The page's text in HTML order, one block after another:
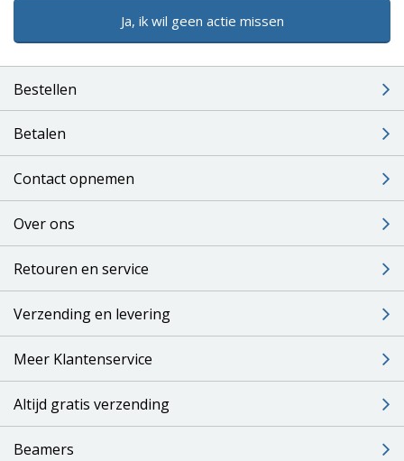
Ja, ik wil geen actie missen
Bestellen
Betalen
Contact opnemen
Over ons
Retouren en service
Verzending en levering
Meer Klantenservice
Altijd gratis verzending
Beamers